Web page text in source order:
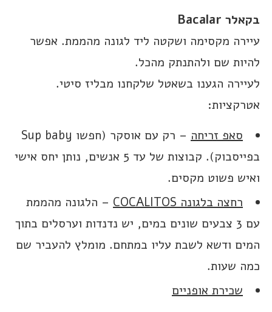
בקאלר Bacalar
עיירה מקסימה ושקטה ליד לגונה מהממת. אפשר
להיות שם ולהתנתק מהכל.
לעיירה הגענו בשאטל שלקחנו מבליז סיטי.
אטרקציות:
סאפ זריחה
– רק עם אוסקר (חפשו Sup baby
בפייסבוק). קבוצות של עד 5 אנשים, נותן יחס אישי
ואיש פשוט מקסים.
רחצה בלגונה COCALITOS
– הלגונה מהממת
עם 3 צבעים שונים במים, יש נדנדות וערסלים בתוך
המים ודשא לשבת עליו במתחם. מומלץ להעביר שם
כמה שעות.
שכירת אופניים